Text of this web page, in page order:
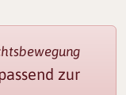
zur